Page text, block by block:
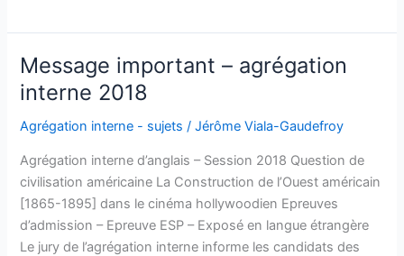
2018
–
sujets
Message important – agrégation
interne 2018
Agrégation interne - sujets /Jérôme Viala-Gaudefroy
Agrégation interne d’anglais – Session 2018 Question de
civilisation américaine La Construction de l’Ouest américain
[1865-1895] dans le cinéma hollywoodien Epreuves
d’admission – Epreuve ESP – Exposé en langue étrangère
Le jury de l’agrégation interne informe les candidats des